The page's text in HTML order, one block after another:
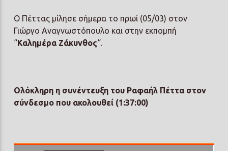
Ο Πέττας μίλησε σήμερα το πρωί (05/03) στον
Γιώργο Αναγνωστόπουλο και στην εκπομπή
“Καλημέρα Ζάκυνθος“.
Ολόκληρη η συνέντευξη του Ραφαήλ Πέττα στον
σύνδεσμο που ακολουθεί (1:37:00)